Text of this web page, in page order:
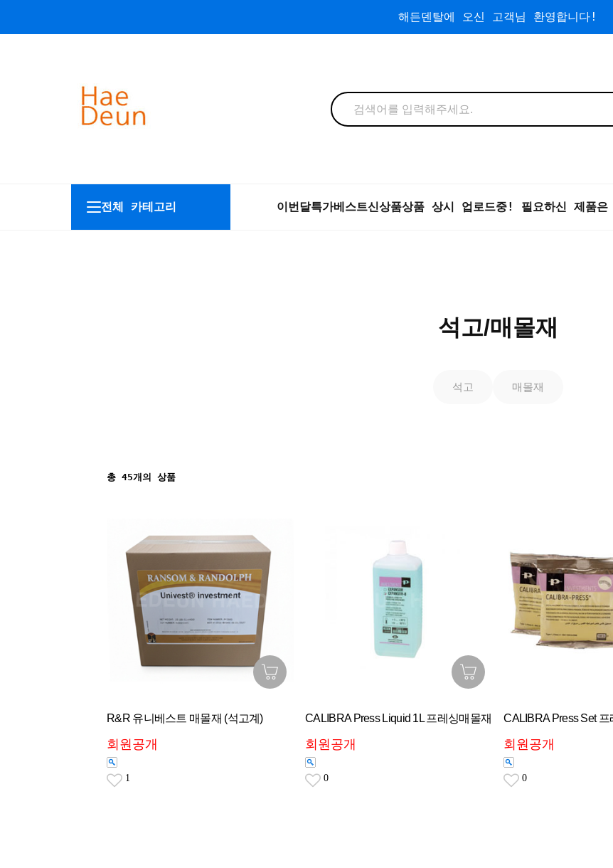
해든덴탈에 오신 고객님 환영합니다!
전체 카테고리 이번달특가베스트신상품상품 상시 업로드중! 필요하신 제품은
석고/매몰재
석고 매몰재
총 45개의 상품
R&R 유니베스트 매몰재 (석고계)
회원공개
1
CALIBRA Press Liquid 1L 프레싱매몰재
회원공개
0
CALIBRA Press Set 프
회원공개
0